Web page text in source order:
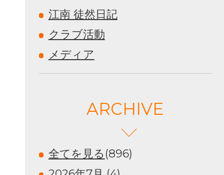
江南 徒然日記
クラブ活動
メディア
ARCHIVE
全てを見る (896)